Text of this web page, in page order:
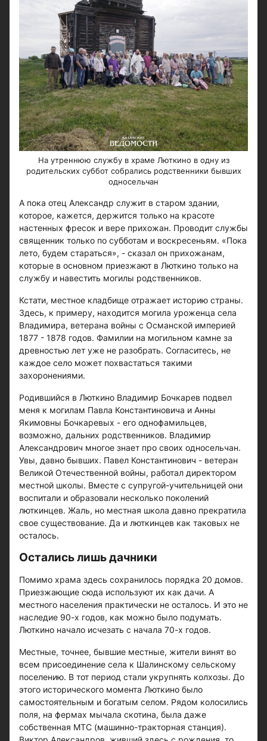
На утреннюю службу в храме Люткино в одну из
родительских суббот собрались родственники бывших
односельчан
А пока отец Александр служит в старом здании,
которое, кажется, держится только на красоте
настенных фресок и вере прихожан. Проводит службы
священник только по субботам и воскресеньям. «Пока
лето, будем стараться», - сказал он прихожанам,
которые в основном приезжают в Люткино только на
службу и навестить могилы родственников.
Кстати, местное кладбище отражает историю страны.
Здесь, к примеру, находится могила уроженца села
Владимира, ветерана войны с Османской империей
1877 - 1878 годов. Фамилии на могильном камне за
древностью лет уже не разобрать. Согласитесь, не
каждое село может похвастаться такими
захоронениями.
Родившийся в Люткино Владимир Бочкарев подвел
меня к могилам Павла Константиновича и Анны
Якимовны Бочкаревых - его однофамильцев,
возможно, дальних родственников. Владимир
Александрович многое знает про своих односельчан.
Увы, давно бывших. Павел Константинович - ветеран
Великой Отечественной войны, работал директором
местной школы. Вместе с супругой-учительницей они
воспитали и образовали несколько поколений
люткинцев. Жаль, но местная школа давно прекратила
свое существование. Да и люткинцев как таковых не
осталось.
Остались лишь дачники
Помимо храма здесь сохранилось порядка 20 домов.
Приезжающие сюда используют их как дачи. А
местного населения практически не осталось. И это не
наследие 90-х годов, как можно было подумать.
Люткино начало исчезать с начала 70-х годов.
Местные, точнее, бывшие местные, жители винят во
всем присоединение села к Шалинскому сельскому
поселению. В тот период стали укрупнять колхозы. До
этого исторического момента Люткино было
самостоятельным и богатым селом. Рядом колосились
поля, на фермах мычала скотина, была даже
собственная МТС (машинно-тракторная станция).